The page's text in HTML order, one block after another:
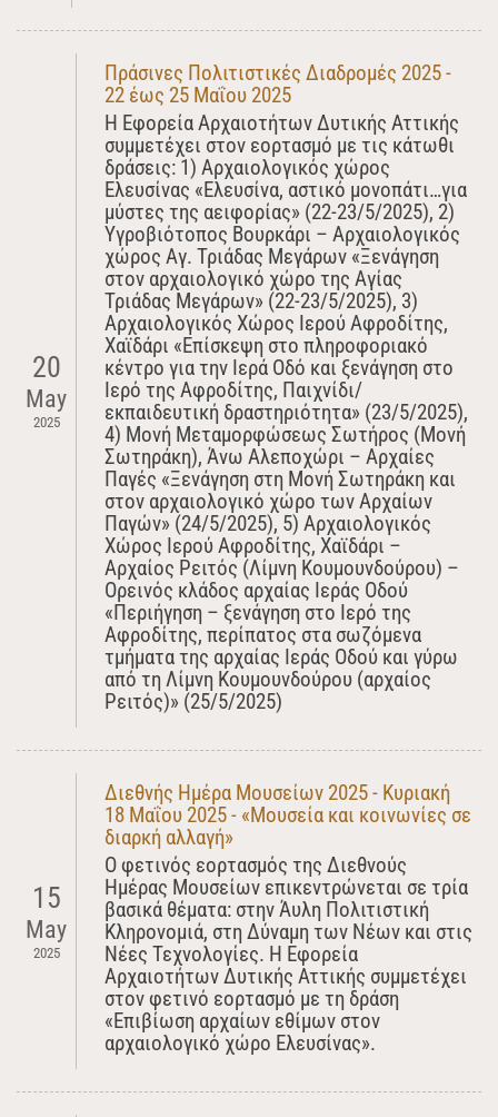
20
May
2025
Πράσινες Πολιτιστικές Διαδρομές 2025 -
22 έως 25 Μαΐου 2025
Η Εφορεία Αρχαιοτήτων Δυτικής Αττικής
συμμετέχει στον εορτασμό με τις κάτωθι
δράσεις: 1) Αρχαιολογικός χώρος
Ελευσίνας «Ελευσίνα, αστικό μονοπάτι…για
μύστες της αειφορίας» (22-23/5/2025), 2)
Υγροβιότοπος Βουρκάρι – Αρχαιολογικός
χώρος Αγ. Τριάδας Μεγάρων «Ξενάγηση
στον αρχαιολογικό χώρο της Αγίας
Τριάδας Μεγάρων» (22-23/5/2025), 3)
Αρχαιολογικός Χώρος Ιερού Αφροδίτης,
Χαϊδάρι «Επίσκεψη στο πληροφοριακό
κέντρο για την Ιερά Οδό και ξενάγηση στο
Ιερό της Αφροδίτης, Παιχνίδι/
εκπαιδευτική δραστηριότητα» (23/5/2025),
4) Μονή Μεταμορφώσεως Σωτήρος (Μονή
Σωτηράκη), Άνω Αλεποχώρι – Αρχαίες
Παγές «Ξενάγηση στη Μονή Σωτηράκη και
στον αρχαιολογικό χώρο των Αρχαίων
Παγών» (24/5/2025), 5) Αρχαιολογικός
Χώρος Ιερού Αφροδίτης, Χαϊδάρι –
Αρχαίος Ρειτός (Λίμνη Κουμουνδούρου) –
Ορεινός κλάδος αρχαίας Ιεράς Οδού
«Περιήγηση – ξενάγηση στο Ιερό της
Αφροδίτης, περίπατος στα σωζόμενα
τμήματα της αρχαίας Ιεράς Οδού και γύρω
από τη Λίμνη Κουμουνδούρου (αρχαίος
Ρειτός)» (25/5/2025)
15
May
2025
Διεθνής Ημέρα Μουσείων 2025 - Κυριακή
18 Μαΐου 2025 - «Μουσεία και κοινωνίες σε
διαρκή αλλαγή»
Ο φετινός εορτασμός της Διεθνούς
Ημέρας Μουσείων επικεντρώνεται σε τρία
βασικά θέματα: στην Άυλη Πολιτιστική
Κληρονομιά, στη Δύναμη των Νέων και στις
Νέες Τεχνολογίες. Η Εφορεία
Αρχαιοτήτων Δυτικής Αττικής συμμετέχει
στον φετινό εορτασμό με τη δράση
«Επιβίωση αρχαίων εθίμων στον
αρχαιολογικό χώρο Ελευσίνας».